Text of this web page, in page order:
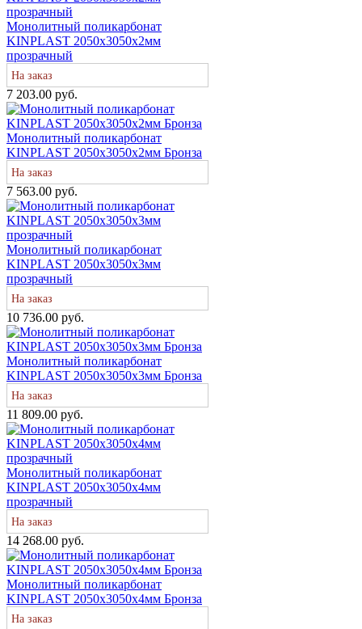
Монолитный поликарбонат
KINPLAST 2050х3050х2мм
прозрачный
На заказ
7 203.00 руб.
Монолитный поликарбонат
KINPLAST 2050х3050х2мм Бронза
На заказ
7 563.00 руб.
Монолитный поликарбонат
KINPLAST 2050х3050х3мм
прозрачный
На заказ
10 736.00 руб.
Монолитный поликарбонат
KINPLAST 2050х3050х3мм Бронза
На заказ
11 809.00 руб.
Монолитный поликарбонат
KINPLAST 2050х3050х4мм
прозрачный
На заказ
14 268.00 руб.
Монолитный поликарбонат
KINPLAST 2050х3050х4мм Бронза
На заказ